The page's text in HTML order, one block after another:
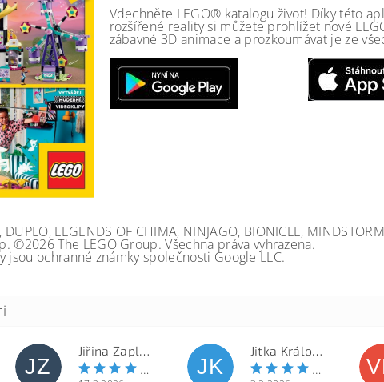
Vdechněte LEGO® katalogu život! Díky této
rozšířené reality si můžete prohlížet nové
zábavné 3D animace a prozkoumávat je ze
LEGENDS OF CHIMA, NINJAGO, BIONICLE,
©2026 The LEGO Group. Všechna práva vyhrazena.
jsou ochranné známky společnosti Google LLC.
JZ
Jiřina Zapletalová
JK
Jitka Královcová